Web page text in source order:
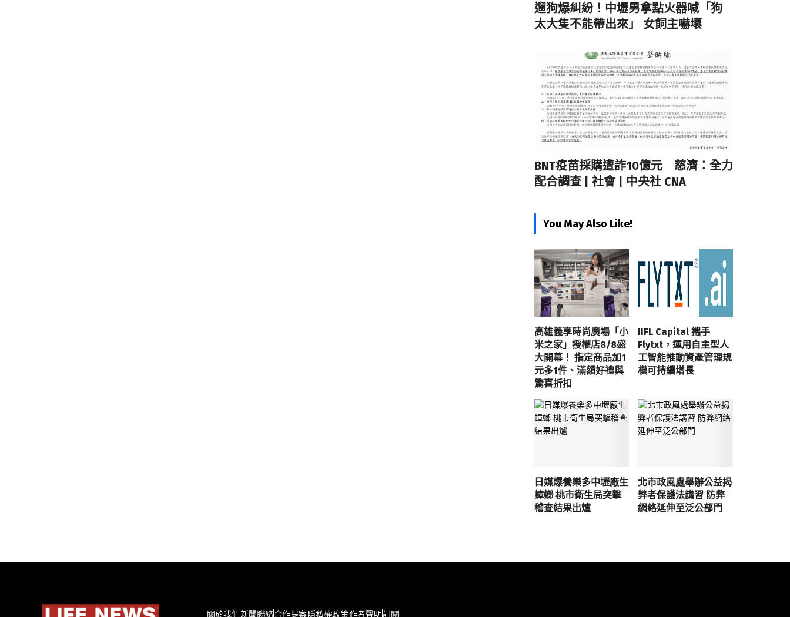
遛狗爆糾紛！中壢男拿點火器喊「狗
太大隻不能帶出來」 女飼主嚇壞
BNT疫苗採購遭詐10億元 慈濟：全力
配合調查 | 社會 | 中央社 CNA
You May Also Like!
高雄義享時尚廣場「小
米之家」授權店8/8盛
大開幕！ 指定商品加1
元多1件、滿額好禮與
驚喜折扣
IIFL Capital 攜手
Flytxt，運用自主型人
工智能推動資產管理規
模可持續增長
日媒爆養樂多中壢廠生
蟑螂 桃市衛生局突擊
稽查結果出爐
北市政風處舉辦公益揭
弊者保護法講習 防弊
網絡延伸至泛公部門
關於我們新聞聯絡合作提案隱私權政策作者聲明訂閱